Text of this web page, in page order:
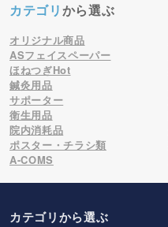
カテゴリから選ぶ
オリジナル商品
ASフェイスペーパー
ほねつぎHot
鍼灸用品
サポーター
衛生用品
院内消耗品
ポスター・チラシ類
A-COMS
カテゴリから選ぶ